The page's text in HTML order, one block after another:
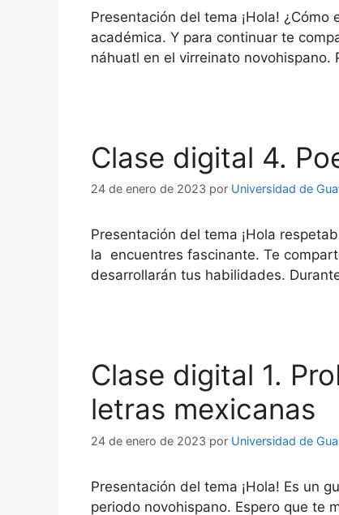
Presentación del tema ¡Hola!
académica. Y para continuar te
náhuatl en el virreinato
Clase digital 4.
24 de enero de 2023 por Universidad de
Presentación del tema ¡Hola
la encuentres fascinante. Te
desarrollarán tus habilidades.
Clase digital 1.
letras mexicanas
24 de enero de 2023 por Universidad de
Presentación del tema ¡Hola! Es un
periodo novohispano. Espero que te